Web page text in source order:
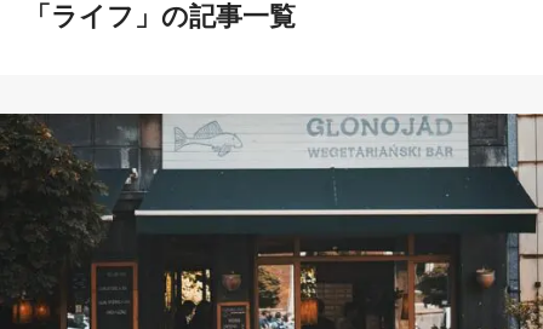
「ライフ」の記事一覧